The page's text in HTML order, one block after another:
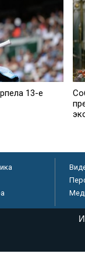
13-е
связи,